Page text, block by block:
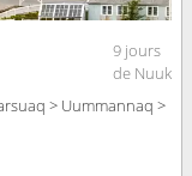
9 jours
de Nuuk
> Uummannaq >